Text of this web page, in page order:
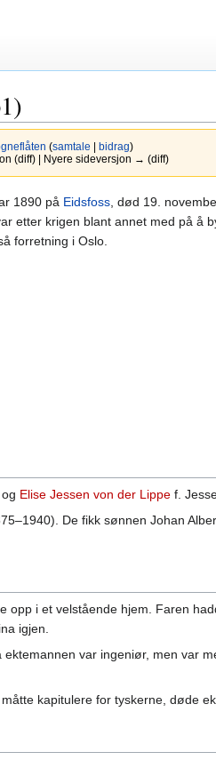
(samtale bidrag)
(diff) | Nyere sideversjon → (diff)
1890 på Eidsfoss , død 19.
etter krigen blant annet med på å
forretning i Oslo.
og Elise Jessen von der Lippe f.
De fikk sønnen Johan
opp i et velstående hjem. Faren
igjen.
ektemannen var ingeniør, men var
kapitulere for tyskerne, døde